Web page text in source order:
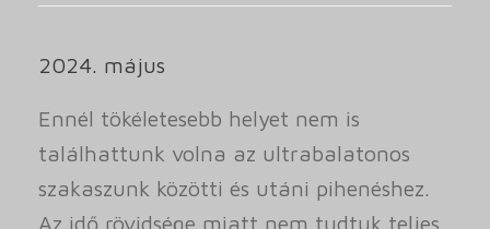
2024. május
Ennél tökéletesebb helyet nem is
találhattunk volna az ultrabalatonos
szakaszunk közötti és utáni pihenéshez.
Az idő rövidsége miatt nem tudtuk teljes